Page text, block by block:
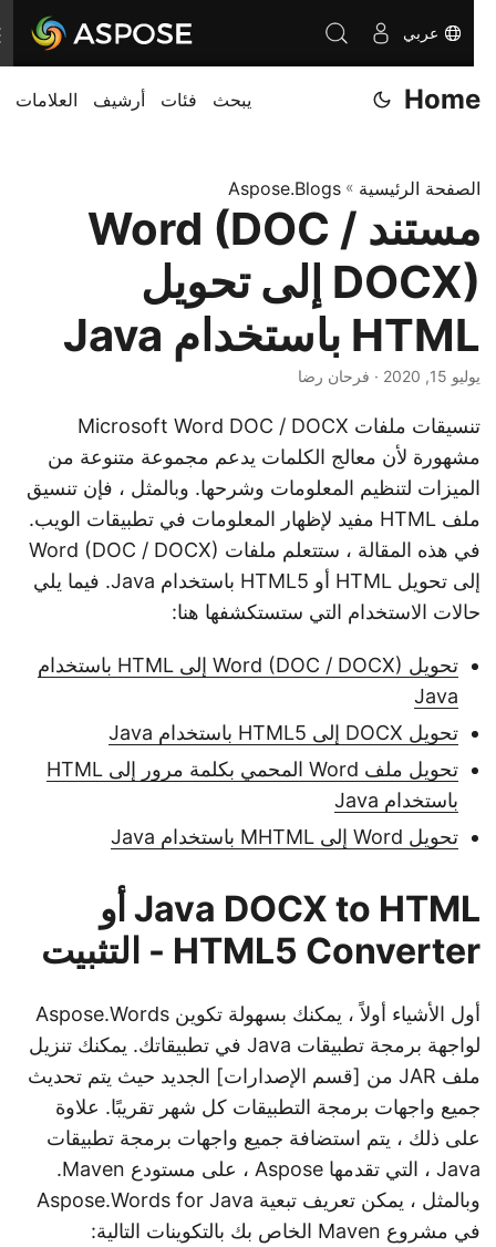
عربي
Home يبحث فئات أرشيف العلامات
الصفحة الرئيسية»
Aspose.Blogs
مستند Word (DOC /
DOCX) إلى تحويل
HTML باستخدام Java
يوليو 15, 2020 · فرحان رضا
تنسيقات ملفات Microsoft Word DOC / DOCX
مشهورة لأن معالج الكلمات يدعم مجموعة متنوعة من
الميزات لتنظيم المعلومات وشرحها. وبالمثل ، فإن تنسيق
ملف HTML مفيد لإظهار المعلومات في تطبيقات الويب.
في هذه المقالة ، ستتعلم ملفات Word (DOC / DOCX)
إلى تحويل HTML أو HTML5 باستخدام Java. فيما يلي
حالات الاستخدام التي ستستكشفها هنا:
تحويل Word (DOC / DOCX) إلى HTML باستخدام
Java
تحويل DOCX إلى HTML5 باستخدام Java
تحويل ملف Word المحمي بكلمة مرور إلى HTML
باستخدام Java
تحويل Word إلى MHTML باستخدام Java
Java DOCX to HTML أو
HTML5 Converter - التثبيت
أول الأشياء أولاً ، يمكنك بسهولة تكوين Aspose.Words
لواجهة برمجة تطبيقات Java في تطبيقاتك. يمكنك تنزيل
ملف JAR من [قسم الإصدارات] الجديد حيث يتم تحديث
جميع واجهات برمجة التطبيقات كل شهر تقريبًا. علاوة
على ذلك ، يتم استضافة جميع واجهات برمجة تطبيقات
Java ، التي تقدمها Aspose ، على مستودع Maven.
وبالمثل ، يمكن تعريف تبعية Aspose.Words for Java
في مشروع Maven الخاص بك بالتكوينات التالية: